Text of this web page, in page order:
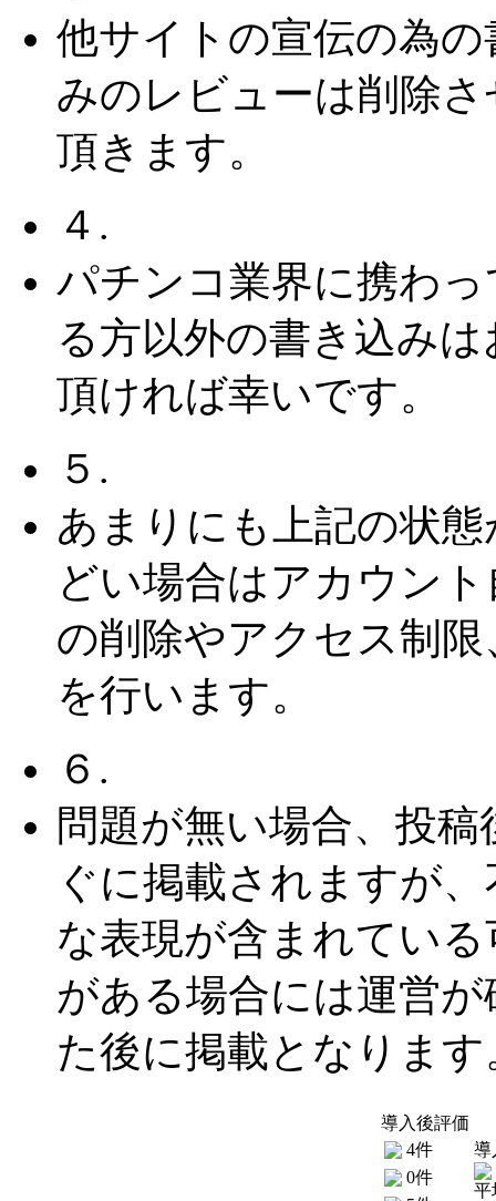
他サイトの宣伝の為の
みのレビューは削除さ
頂きます。
４.
パチンコ業界に携わっ
る方以外の書き込みは
頂ければ幸いです。
５.
あまりにも上記の状態
どい場合はアカウント
の削除やアクセス制限
を行います。
６.
問題が無い場合、投稿
ぐに掲載されますが
な表現が含まれている
がある場合には運営が
た後に掲載となります
導入後評価
4件
0件
導
平